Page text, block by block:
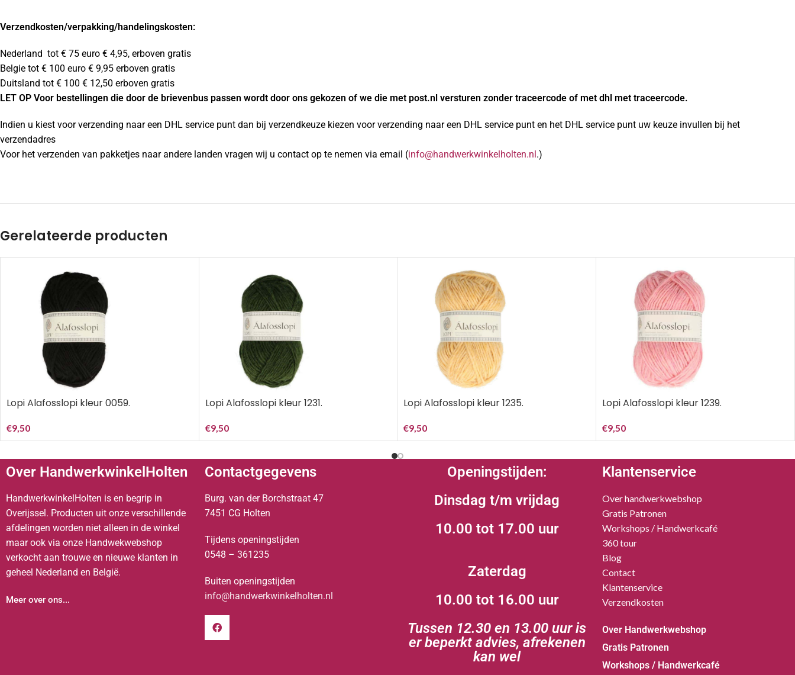
Verzendkosten/verpakking/handelingskosten:
Nederland tot € 75 euro € 4,95, erboven gratis
Belgie tot € 100 euro € 9,95 erboven gratis
Duitsland tot € 100 € 12,50 erboven gratis
LET OP Voor bestellingen die door de brievenbus passen wordt door ons gekozen of we die met post.nl versturen zonder traceercode of met dhl met traceercode.
Indien u kiest voor verzending naar een DHL service punt dan bij verzendkeuze kiezen voor verzending naar een DHL service punt en het DHL service punt uw keuze invullen bij het
verzendadres
Voor het verzenden van pakketjes naar andere landen vragen wij u contact op te nemen via email (info@handwerkwinkelholten.nl.)
Gerelateerde producten
Lopi Alafosslopi kleur 0059.
€9,50
Lopi Alafosslopi kleur 1231.
€9,50
Lopi Alafosslopi kleur 1235.
€9,50
Lopi Alafosslopi kleur 1239.
€9,50
Over HandwerkwinkelHolten
HandwerkwinkelHolten is en begrip in
Overijssel. Producten uit onze verschillende
afdelingen worden niet alleen in de winkel
maar ook via onze Handwekwebshop
verkocht aan trouwe en nieuwe klanten in
geheel Nederland en België.
Meer over ons...
Contactgegevens
Burg. van der Borchstraat 47
7451 CG Holten
Tijdens openingstijden
0548 – 361235
Buiten openingstijden
info@handwerkwinkelholten.nl
Openingstijden:
Dinsdag t/m vrijdag
10.00 tot 17.00 uur
Zaterdag
10.00 tot 16.00 uur
Tussen 12.30 en 13.00 uur is
er beperkt advies, afrekenen
kan wel
Klantenservice
Over handwerkwebshop
Gratis Patronen
Workshops / Handwerkcafé
360 tour
Blog
Contact
Klantenservice
Verzendkosten
Over Handwerkwebshop
Gratis Patronen
Workshops / Handwerkcafé